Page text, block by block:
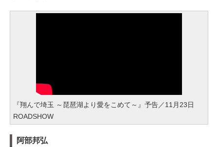
『翔んで埼玉 ～琵琶湖より愛をこめて～』予告／11月23日
ROADSHOW
阿部邦弘